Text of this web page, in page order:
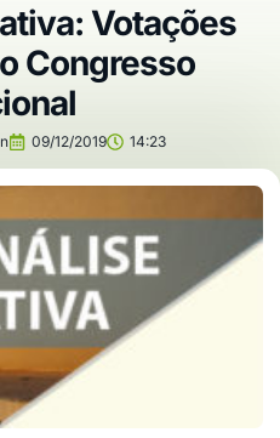
Votações
Congresso
09/12/2019 14:23